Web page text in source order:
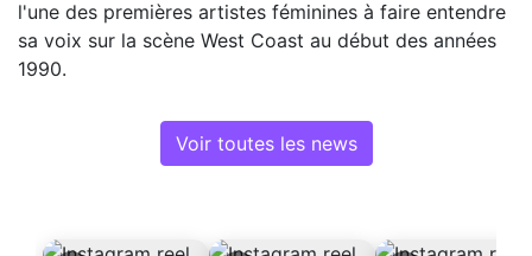
l'une des premières artistes féminines à faire entendre
sa voix sur la scène West Coast au début des années
1990.
Voir toutes les news